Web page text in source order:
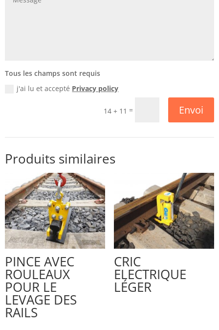
Tous les champs sont requis
j'ai lu et accepté Privacy policy
14 + 11 = Envoi
Produits similaires
PINCE AVEC
ROULEAUX
POUR LE
LEVAGE DES
RAILS
CRIC
ELECTRIQUE
LÉGER